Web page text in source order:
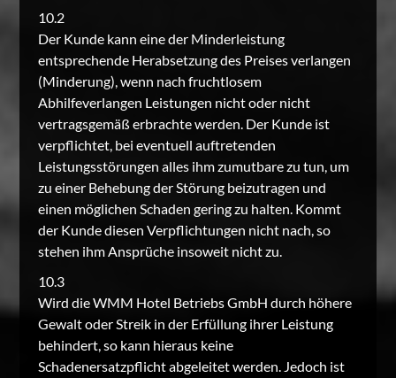
10.2
Der Kunde kann eine der Minderleistung
entsprechende Herabsetzung des Preises verlangen
(Minderung), wenn nach fruchtlosem
Abhilfeverlangen Leistungen nicht oder nicht
vertragsgemäß erbrachte werden. Der Kunde ist
verpflichtet, bei eventuell auftretenden
Leistungsstörungen alles ihm zumutbare zu tun, um
zu einer Behebung der Störung beizutragen und
einen möglichen Schaden gering zu halten. Kommt
der Kunde diesen Verpflichtungen nicht nach, so
stehen ihm Ansprüche insoweit nicht zu.
10.3
Wird die WMM Hotel Betriebs GmbH durch höhere
Gewalt oder Streik in der Erfüllung ihrer Leistung
behindert, so kann hieraus keine
Schadenersatzpflicht abgeleitet werden. Jedoch ist